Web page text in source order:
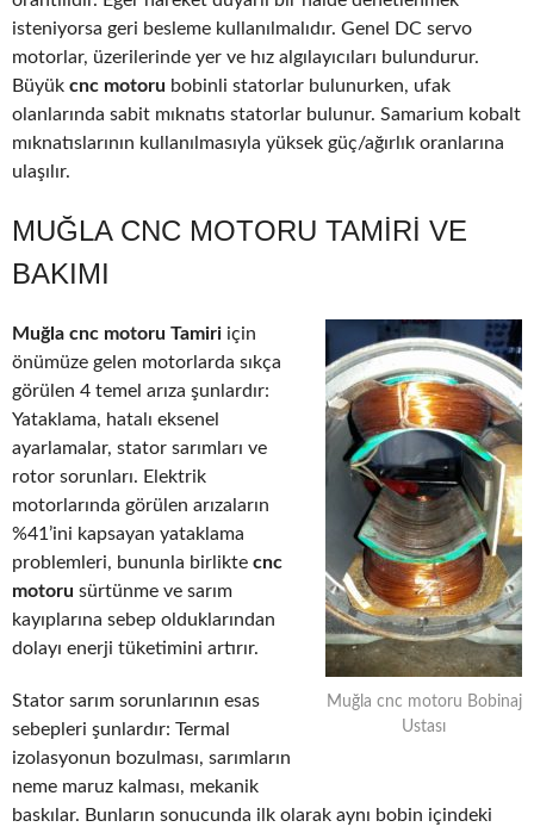
isteniyorsa geri besleme kullanılmalıdır. Genel DC servo
motorlar, üzerilerinde yer ve hız algılayıcıları bulundurur.
Büyük cnc motoru bobinli statorlar bulunurken, ufak
olanlarında sabit mıknatıs statorlar bulunur. Samarium kobalt
mıknatıslarının kullanılmasıyla yüksek güç/ağırlık oranlarına
ulaşılır.
MUĞLA CNC MOTORU TAMIRI VE
BAKIMI
Muğla cnc motoru Bobinaj
Ustası
Muğla cnc motoru Tamiri için
önümüze gelen motorlarda sıkça
görülen 4 temel arıza şunlardır:
Yataklama, hatalı eksenel
ayarlamalar, stator sarımları ve
rotor sorunları. Elektrik
motorlarında görülen arızaların
%41’ini kapsayan yataklama
problemleri, bununla birlikte cnc
motoru sürtünme ve sarım
kayıplarına sebep olduklarından
dolayı enerji tüketimini artırır.
Stator sarım sorunlarının esas
sebepleri şunlardır: Termal
izolasyonun bozulması, sarımların
neme maruz kalması, mekanik
baskılar. Bunların sonucunda ilk olarak aynı bobin içindeki